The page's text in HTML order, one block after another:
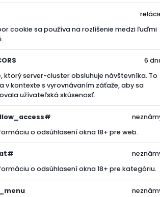
cookie sa používa na rozlíšenie medzi ľuďmi
ktorý server-cluster obsluhuje návštevníka. To
v kontexte s vyrovnávaním záťaže, aby sa
užívateľská skúsenosť.
6
o odsúhlasení okna 18+ pre web.
o odsúhlasení okna 18+ pre kategóriu.